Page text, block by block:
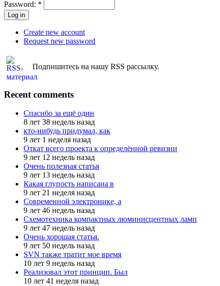
Password: *
Create new account
Request new password
Подпишитесь на нашу RSS рассылку.
Recent comments
Спасибо за ещё один
8 лет 38 недель назад
кто-нибудь придумал, как
9 лет 1 неделя назад
Откат всего проекта к определённой ревизии
9 лет 12 недель назад
Очень полезная статья
9 лет 13 недель назад
Какая глупость написана в
9 лет 21 неделя назад
Современной электронике, а
9 лет 46 недель назад
Схемотехника компактных люминисцентных ламп
9 лет 47 недель назад
Очень хорошая статья.
9 лет 50 недель назад
SVN также тратит мое время
10 лет 9 недель назад
Реализовал этот принцип. Был
10 лет 41 неделя назад